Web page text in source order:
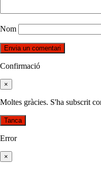
Nom
Confirmació
×
Moltes gràcies. S'ha subscrit
Tanca
Error
×